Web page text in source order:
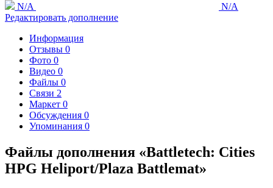
N/A
N/A
Редактировать дополнение
Информация
Отзывы 0
Фото 0
Видео 0
Файлы 0
Связи 2
Маркет 0
Обсуждения 0
Упоминания 0
Файлы дополнения «Battletech: Cities
HPG Heliport/Plaza Battlemat»